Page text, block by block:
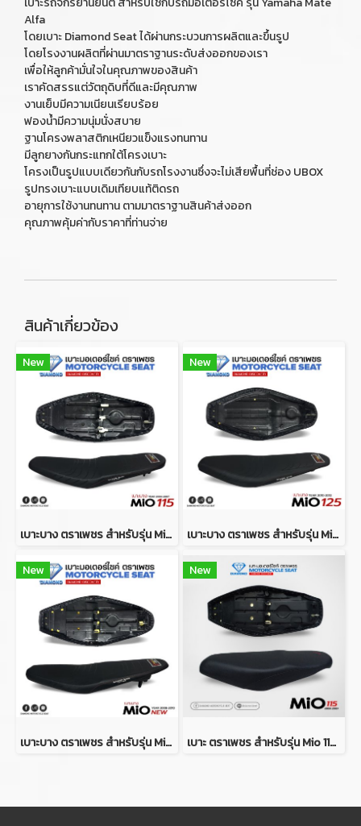
Alfa
โดยเบาะ Diamond Seat ได้ผ่านกระบวนการผลิตและขึ้นรูป
โดยโรงงานผลิตที่ผ่านมาตราฐานระดับส่งออกของเรา
เพื่อให้ลูกค้ามั่นใจในคุณภาพของสินค้า
เราคัดสรรแต่วัตถุดิบที่ดีและมีคุณภาพ
งานเย็บมีความเนียนเรียบร้อย
ฟองน้ำมีความนุ่มนั่งสบาย
ฐานโครงพลาสติกเหนียวแข็งแรงทนทาน
มีลูกยางกันกระแทกใต้โครงเบาะ
โครงเป็นรูปแบบเดียวกันกับรถโรงงานซึ่งจะไม่เสียพื้นที่ช่อง UBOX
รูปทรงเบาะแบบเดิมเทียบแท้ติดรถ
อายุการใช้งานทนทาน ตามมาตราฐานสินค้าส่งออก
คุณภาพคุ้มค่ากับราคาที่ท่านจ่าย
สินค้าเกี่ยวข้อง
New
เบาะบาง ตราเพชร สำหรับรุ่น Mio 115 ปี 2004-2007
New
เบาะบาง ตราเพชร สำหรับรุ่น Mio 125 ปี 2010-2012
New
เบาะบาง ตราเพชร สำหรับรุ่น Mio New / Mio MX / Mio115 ปี 2008-2010
New
เบาะ ตราเพชร สำหรับรุ่น Mio 115 ปี 2004-2007